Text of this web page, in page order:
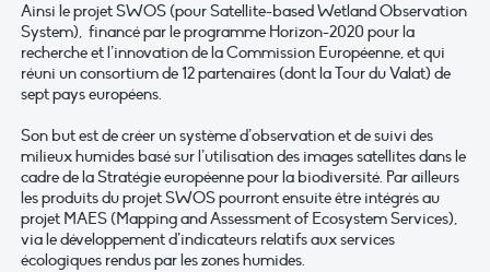
Ainsi le projet SWOS (pour Satellite-based Wetland Observation
System), financé par le programme Horizon-2020 pour la
recherche et l’innovation de la Commission Européenne, et qui
réuni un consortium de 12 partenaires (dont la Tour du Valat) de
sept pays européens.
Son but est de créer un système d’observation et de suivi des
milieux humides basé sur l’utilisation des images satellites dans le
cadre de la Stratégie européenne pour la biodiversité. Par ailleurs
les produits du projet SWOS pourront ensuite être intégrés au
projet MAES (Mapping and Assessment of Ecosystem Services),
via le développement d’indicateurs relatifs aux services
écologiques rendus par les zones humides.